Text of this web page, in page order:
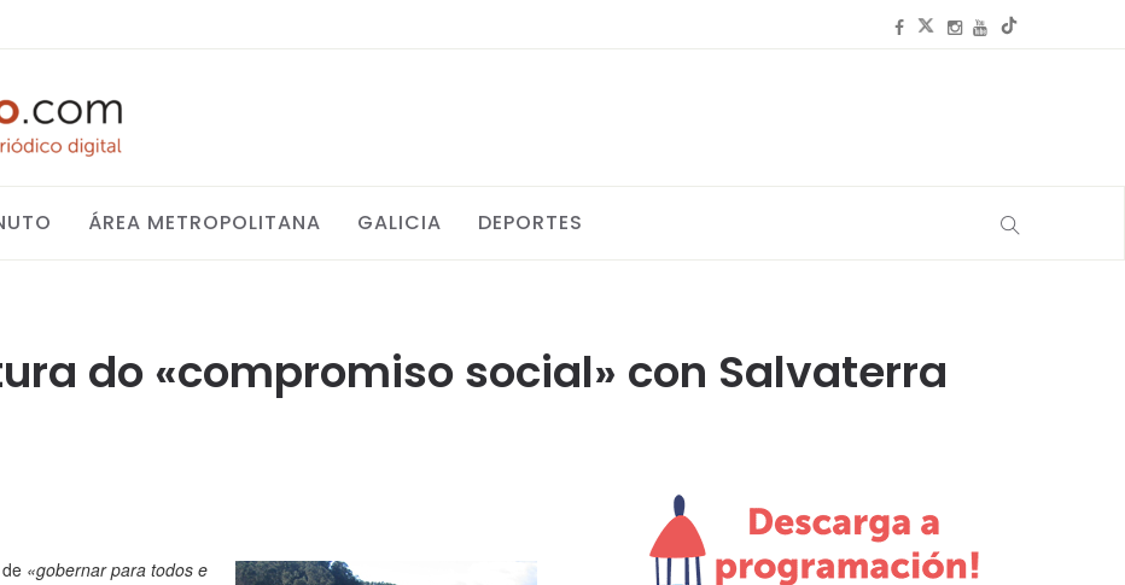
ÁREA METROPOLITANA GALICIA DEPORTES
do «compromiso social» con Salvaterra
«gobernar para todos e